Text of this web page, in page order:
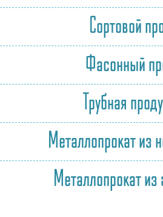
Сортовой
Фасонный
Трубная
Металлопрокат из
Металлопрокат